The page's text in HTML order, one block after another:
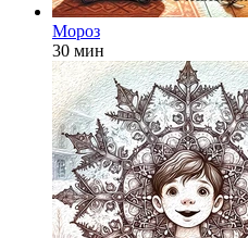
Мороз
30 мин